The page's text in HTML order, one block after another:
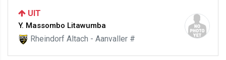
UIT
Y. Massombo Litawumba
Rheindorf Altach - Aanvaller #